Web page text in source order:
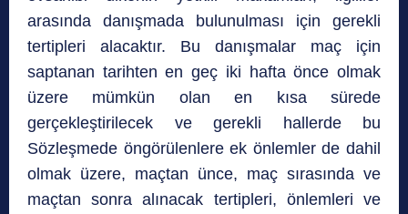
arasında danışmada bulunulması için gerekli
tertipleri alacaktır. Bu danışmalar maç için
saptanan tarihten en geç iki hafta önce olmak
üzere mümkün olan en kısa sürede
gerçekleştirilecek ve gerekli hallerde bu
Sözleşmede öngörülenlere ek önlemler de dahil
olmak üzere, maçtan ünce, maç sırasında ve
maçtan sonra alınacak tertipleri, önlemleri ve